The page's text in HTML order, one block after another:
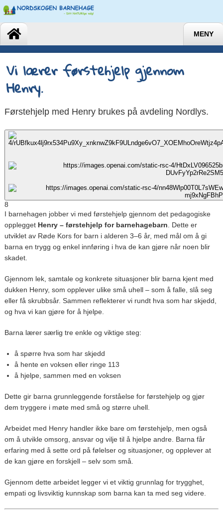
MENY
Vi lærer førstehjelp gjennom
Henry.
Førstehjelp med Henry brukes på avdeling Nordlys.
8
I barnehagen jobber vi med førstehjelp gjennom det pedagogiske
opplegget Henry – førstehjelp for barnehagebarn. Dette er
utviklet av Røde Korsfor barn i alderen 3–6 år, med mål om å gi
barna en trygg og enkel innføring i hva de kan gjøre når noen blir
skadet.
Gjennom lek, samtale og konkrete situasjoner blir barna kjent med
dukken Henry, som opplever ulike små uhell – som å falle, slå seg
eller få skrubbsår. Sammen reflekterer vi rundt hva som har skjedd,
og hva vi kan gjøre for å hjelpe.
Barna lærer særlig tre enkle og viktige steg:
å spørre hva som har skjedd
å hente en voksen eller ringe 113
å hjelpe, sammen med en voksen
Dette gir barna grunnleggende forståelse for førstehjelp og gjør
dem tryggere i møte med små og større uhell.
Arbeidet med Henry handler ikke bare om førstehjelp, men også
om å utvikle omsorg, ansvar og vilje til å hjelpe andre. Barna får
erfaring med å sette ord på følelser og situasjoner, og opplever at
de kan gjøre en forskjell – selv som små.
Gjennom dette arbeidet legger vi et viktig grunnlag for trygghet,
empati og livsviktig kunnskap som barna kan ta med seg videre.